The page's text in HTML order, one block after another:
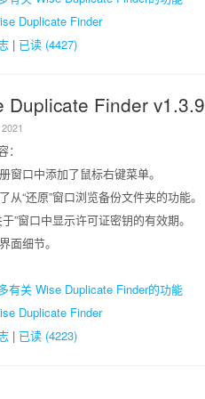
Duplicate Finder
| 已读 (4427)
Duplicate Finder v1.3.9
窗口中添加了鼠标右键菜单。
从“还原”窗口浏览备份文件夹的功能。
”窗口中显示许可证密钥的有效期。
面细节。
有关 Wise Duplicate Finder的功能
Duplicate Finder
| 已读 (4223)